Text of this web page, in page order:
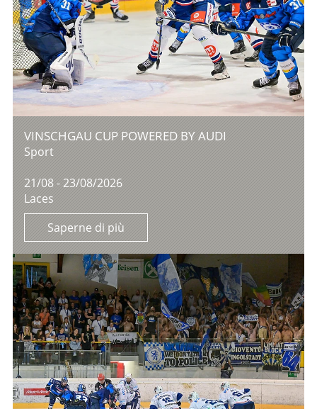
VINSCHGAU CUP POWERED BY AUDI
Sport
21/08 - 23/08/2026
Laces
Saperne di più